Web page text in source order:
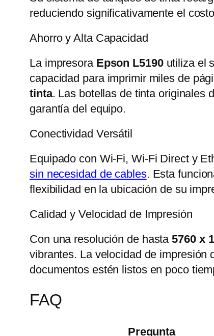
reduciendo significativamente el
Ahorro y Alta Capacidad
La impresora Epson L5190utiliza el
capacidad para imprimir miles de
tinta. Las botellas de tinta originales
garantía del equipo​.
Conectividad Versátil
Equipado con Wi-Fi, Wi-Fi Direct y
sin necesidad de cables. Esta
flexibilidad en la ubicación de su
Calidad y Velocidad de Impresión
Con una resolución de hasta5760 x
vibrantes. La velocidad de impresión
documentos estén listos en poco
FAQ
Pregunta